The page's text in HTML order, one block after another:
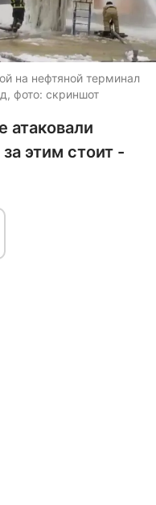
на нефтяной терминал
фото: скриншот
атаковали
этим стоит -